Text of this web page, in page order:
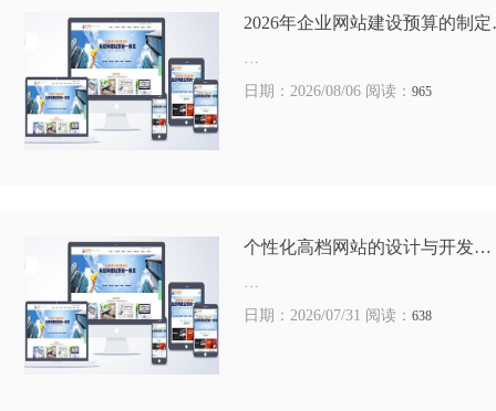
2026年企业网站建设预算的制
…
日期：2026/08/06 阅读： 965
个性化高档网站的设计与开发…
…
日期：2026/07/31 阅读： 638